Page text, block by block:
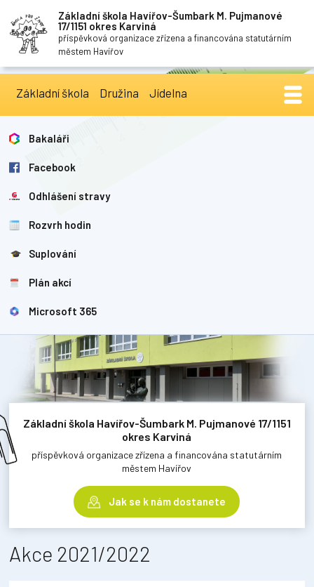
Základní škola Havířov-Šumbark M. Pujmanové
17/1151 okres Karviná
příspěvková organizace zřízena a financována statutárním
městem Havířov
Základní škola Družina Jídelna
Bakaláři
Facebook
Odhlášení stravy
Rozvrh hodin
Suplování
Plán akcí
Microsoft 365
Základní škola Havířov-Šumbark M. Pujmanové 17/1151
okres Karviná
příspěvková organizace zřízena a financována statutárním
městem Havířov
Jak se k nám dostanete
Akce 2021/2022